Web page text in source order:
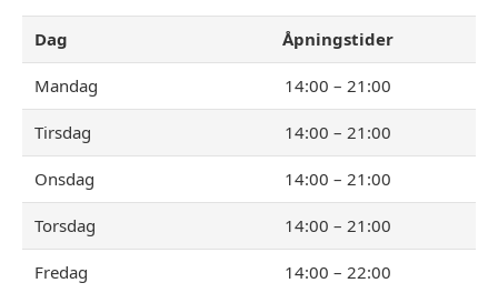
Dag Åpningstider
Mandag 14:00 – 21:00
Tirsdag 14:00 – 21:00
Onsdag 14:00 – 21:00
Torsdag 14:00 – 21:00
Fredag 14:00 – 22:00